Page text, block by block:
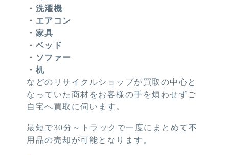
・洗濯機
・エアコン
・家具
・ベッド
・ソファー
・机
などのリサイクルショップが買取の中心と
なっていた商材をお客様の手を煩わせずご
自宅へ買取に伺います。
最短で30分～トラックで一度にまとめて不
用品の売却が可能となります。